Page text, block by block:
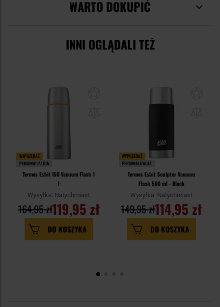
WARTO DOKUPIĆ
INNI OGLĄDALI TEŻ
WYPRZEDAŻ
PERSONALIZACJA
Termos Esbit ISO Vacuum Flask 1
l
Wysyłka: Natychmiast
119,95 zł
164,95 zł
DO KOSZYKA
WYPRZEDAŻ
PERSONALIZACJA
Termos Esbit Sculptor Vacuum
Flask 500 ml - Black
Wysyłka: Natychmiast
114,95 zł
149,95 zł
DO KOSZYKA